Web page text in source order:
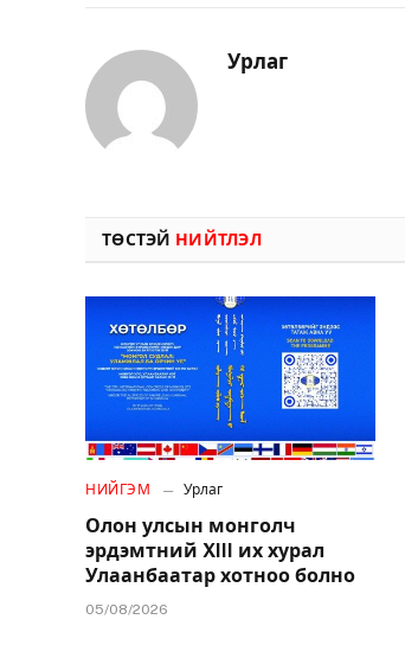
Урлаг
ТӨСТЭЙ НИЙТЛЭЛ
НИЙГЭМ Урлаг
Олон улсын монголч
эрдэмтний XIII их хурал
Улаанбаатар хотноо болно
05/08/2026